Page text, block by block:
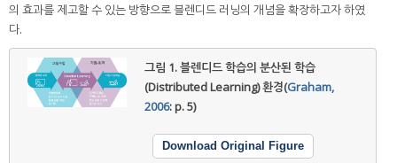
의 효과를 제고할 수 있는 방향으로 블렌디드 러닝의 개념을 확장하고자 하였
다.
그림 1.블렌디드 학습의 분산된 학습
(Distributed Learning) 환경(Graham,
2006: p. 5)
Download Original Figure